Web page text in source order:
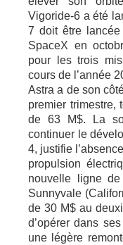
Vigoride-6 a été
7 doit être
SpaceX en
pour les trois
cours de l’année
Astra a de son
premier trimestre,
de 63 M$. La
continuer le
4, justifie
propulsion
nouvelle ligne
Sunnyvale
de 30 M$ au
d’opérer dans
une légère